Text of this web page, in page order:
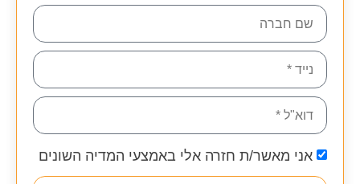
אני מאשר/ת חזרה אלי באמצעי המדיה השונים